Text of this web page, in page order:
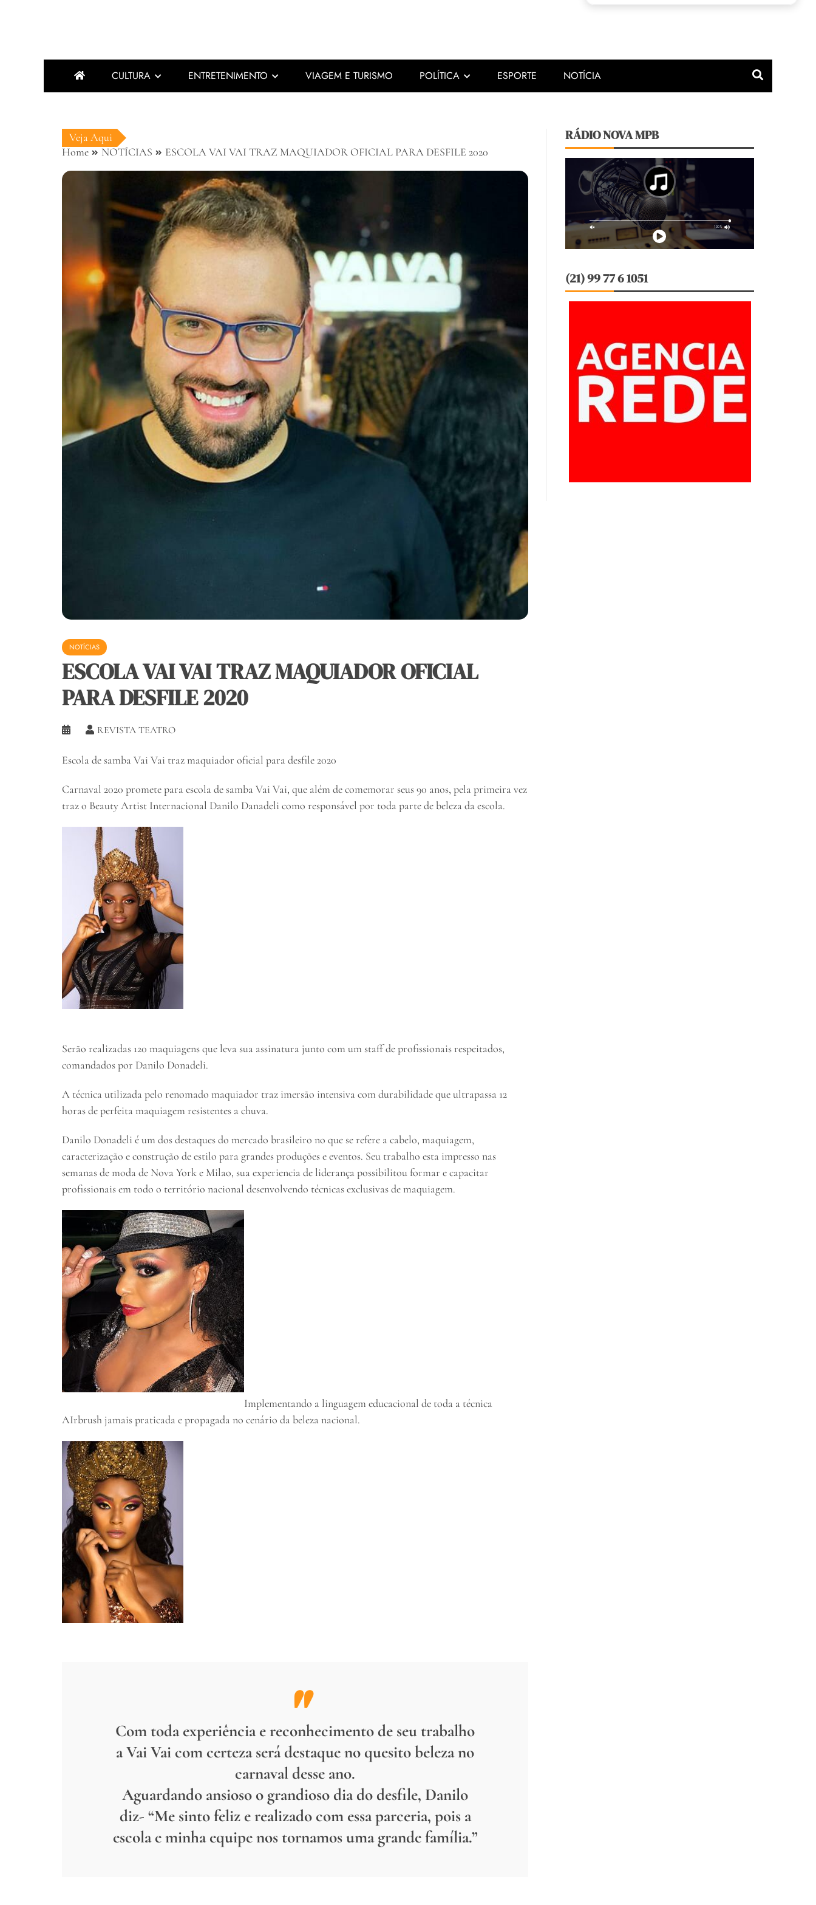
CULTURA ENTRETENIMENTO VIAGEM E TURISMO POLÍTICA ESPORTE NOTÍCIA
Veja Aqui
Home
NOTÍCIAS ESCOLA VAI VAI TRAZ MAQUIADOR OFICIAL PARA DESFILE 2020
NOTÍCIAS
ESCOLA VAI VAI TRAZ MAQUIADOR OFICIAL
PARA DESFILE 2020
REVISTA TEATRO
Escola de samba Vai Vai traz maquiador oficial para desfile 2020
Carnaval 2020 promete para escola de samba Vai Vai, que além de comemorar seus 90 anos, pela primeira vez
traz o Beauty Artist Internacional Danilo Danadeli como responsável por toda parte de beleza da escola.
Serão realizadas 120 maquiagens que leva sua assinatura junto com um staff de profissionais respeitados,
comandados por Danilo Donadeli.
A técnica utilizada pelo renomado maquiador traz imersão intensiva com durabilidade que ultrapassa 12
horas de perfeita maquiagem resistentes a chuva.
Danilo Donadeli é um dos destaques do mercado brasileiro no que se refere a cabelo, maquiagem,
caracterização e construção de estilo para grandes produções e eventos. Seu trabalho esta impresso nas
semanas de moda de Nova York e Milao, sua experiencia de liderança possibilitou formar e capacitar
profissionais em todo o território nacional desenvolvendo técnicas exclusivas de maquiagem.
Implementando a linguagem educacional de toda a técnica
AIrbrush jamais praticada e propagada no cenário da beleza nacional.
Com toda experiência e reconhecimento de seu trabalho
a Vai Vai com certeza será destaque no quesito beleza no
carnaval desse ano.
Aguardando ansioso o grandioso dia do desfile, Danilo
diz- “Me sinto feliz e realizado com essa parceria, pois a
escola e minha equipe nos tornamos uma grande família.”
RÁDIO NOVA MPB
(21) 99 77 6 1051